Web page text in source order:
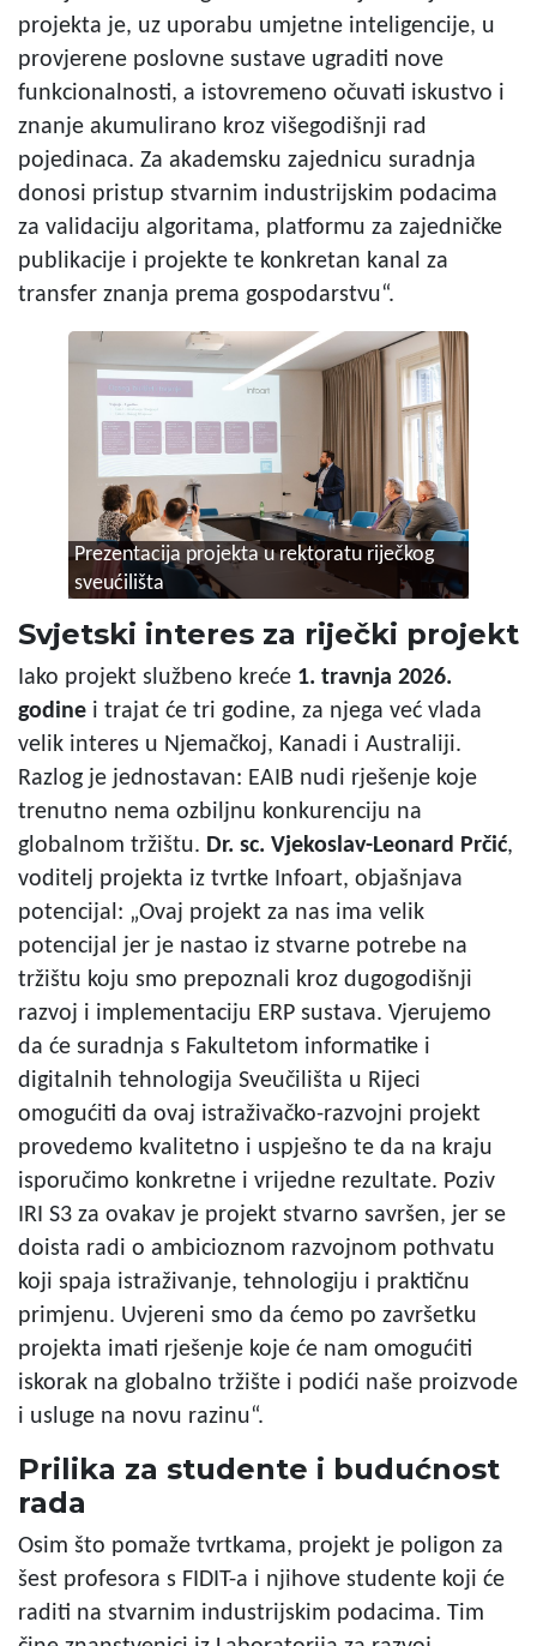
projekta je, uz uporabu umjetne inteligencije, u
provjerene poslovne sustave ugraditi nove
funkcionalnosti, a istovremeno očuvati iskustvo i
znanje akumulirano kroz višegodišnji rad
pojedinaca. Za akademsku zajednicu suradnja
donosi pristup stvarnim industrijskim podacima
za validaciju algoritama, platformu za zajedničke
publikacije i projekte te konkretan kanal za
transfer znanja prema gospodarstvu“.
Prezentacija projekta u rektoratu riječkog
sveućilišta
Svjetski interes za riječki projekt
Iako projekt službeno kreće 1. travnja 2026.
godine i trajat će tri godine, za njega već vlada
velik interes u Njemačkoj, Kanadi i Australiji.
Razlog je jednostavan: EAIB nudi rješenje koje
trenutno nema ozbiljnu konkurenciju na
globalnom tržištu. Dr. sc. Vjekoslav-Leonard Prčić,
voditelj projekta iz tvrtke Infoart, objašnjava
potencijal: „Ovaj projekt za nas ima velik
potencijal jer je nastao iz stvarne potrebe na
tržištu koju smo prepoznali kroz dugogodišnji
razvoj i implementaciju ERP sustava. Vjerujemo
da će suradnja s Fakultetom informatike i
digitalnih tehnologija Sveučilišta u Rijeci
omogućiti da ovaj istraživačko-razvojni projekt
provedemo kvalitetno i uspješno te da na kraju
isporučimo konkretne i vrijedne rezultate. Poziv
IRI S3 za ovakav je projekt stvarno savršen, jer se
doista radi o ambicioznom razvojnom pothvatu
koji spaja istraživanje, tehnologiju i praktičnu
primjenu. Uvjereni smo da ćemo po završetku
projekta imati rješenje koje će nam omogućiti
iskorak na globalno tržište i podići naše proizvode
i usluge na novu razinu“.
Prilika za studente i budućnost
rada
Osim što pomaže tvrtkama, projekt je poligon za
šest profesora s FIDIT-a i njihove studente koji će
raditi na stvarnim industrijskim podacima. Tim